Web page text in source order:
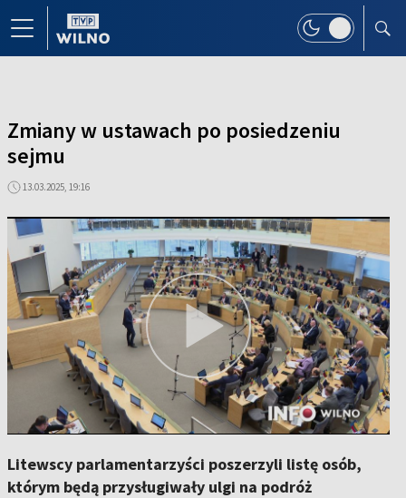
Zmiany w ustawach po posiedzeniu
sejmu
13.03.2025, 19:16
Litewscy parlamentarzyści poszerzyli listę osób,
którym będą przysługiwały ulgi na podróż